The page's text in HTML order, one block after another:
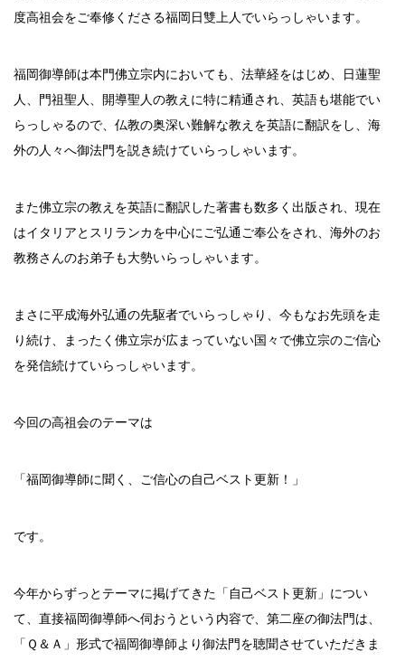
度高祖会をご奉修くださる福岡日雙上人でいらっしゃいます。
福岡御導師は本門佛立宗内においても、法華経をはじめ、日蓮聖
人、門祖聖人、開導聖人の教えに特に精通され、英語も堪能でい
らっしゃるので、仏教の奥深い難解な教えを英語に翻訳をし、海
外の人々へ御法門を説き続けていらっしゃいます。
また佛立宗の教えを英語に翻訳した著書も数多く出版され、現在
はイタリアとスリランカを中心にご弘通ご奉公をされ、海外のお
教務さんのお弟子も大勢いらっしゃいます。
まさに平成海外弘通の先駆者でいらっしゃり、今もなお先頭を走
り続け、まったく佛立宗が広まっていない国々で佛立宗のご信心
を発信続けていらっしゃいます。
今回の高祖会のテーマは
「福岡御導師に聞く、ご信心の自己ベスト更新！」
です。
今年からずっとテーマに掲げてきた「自己ベスト更新」につい
て、直接福岡御導師へ伺おうという内容で、第二座の御法門は、
「Ｑ＆Ａ」形式で福岡御導師より御法門を聴聞させていただきま